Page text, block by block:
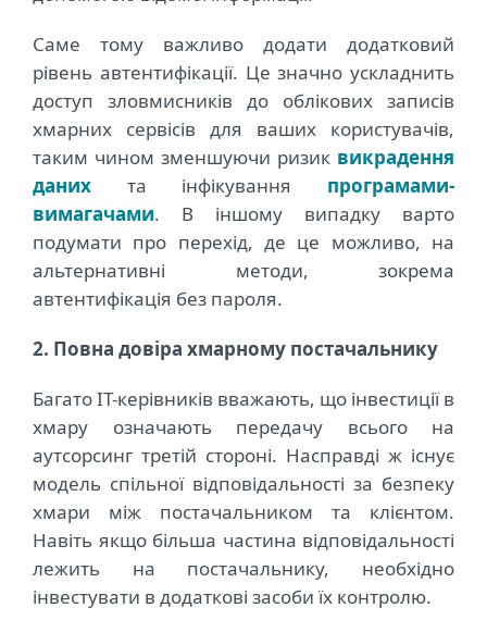
Саме тому важливо додати додатковий
рівень автентифікації. Це значно ускладнить
доступ зловмисників до облікових записів
хмарних сервісів для ваших користувачів,
таким чином зменшуючи ризик викрадення
даних та інфікування програмами-
вимагачами. В іншому випадку варто
подумати про перехід, де це можливо, на
альтернативні методи, зокрема
автентифікація без пароля.
2. Повна довіра хмарному постачальнику
Багато ІТ-керівників вважають, що інвестиції в
хмару означають передачу всього на
аутсорсинг третій стороні. Насправді ж існує
модель спільної відповідальності за безпеку
хмари між постачальником та клієнтом.
Навіть якщо більша частина відповідальності
лежить на постачальнику, необхідно
інвестувати в додаткові засоби їх контролю.